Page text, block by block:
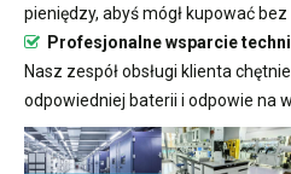
pieniędzy, abyś mógł kupować bez
Profesjonalne wsparcie
Nasz zespół obsługi klienta
odpowiedniej baterii i odpowie na